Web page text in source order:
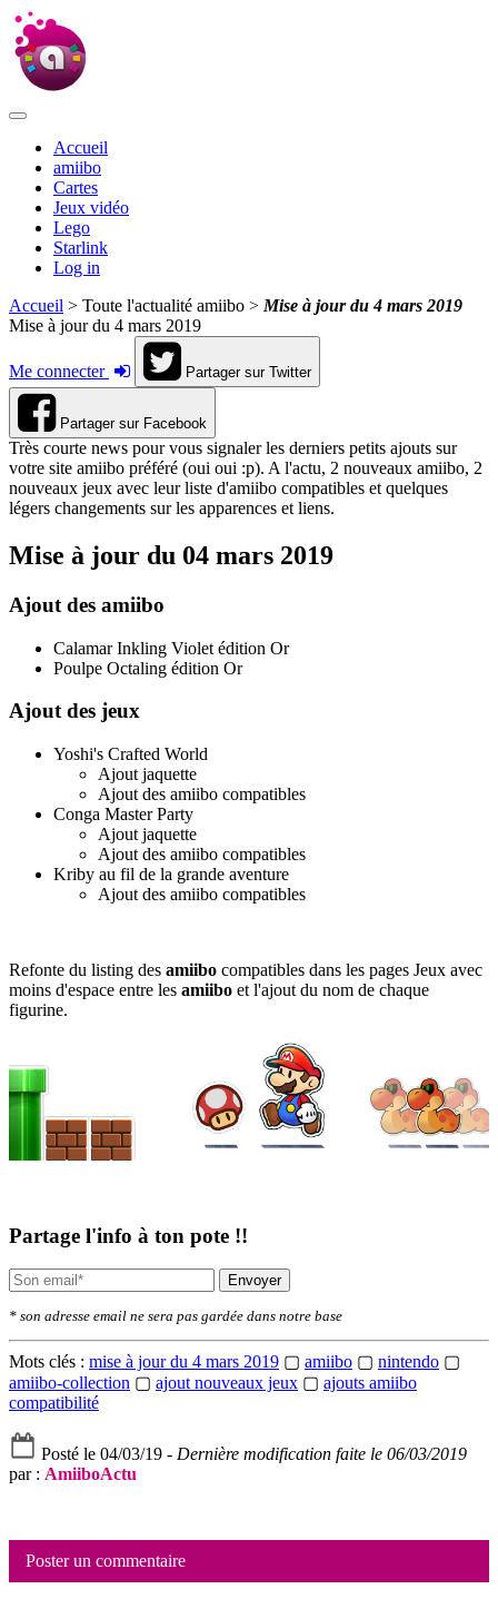
Accueil
amiibo
Cartes
Jeux vidéo
Lego
Starlink
Log in
Accueil > Toute l'actualité amiibo > Mise à jour du 4 mars 2019
Mise à jour du 4 mars 2019
Me connecter Partager sur Twitter
Partager sur Facebook
Très courte news pour vous signaler les derniers petits ajouts sur
votre site amiibo préféré (oui oui :p). A l'actu, 2 nouveaux amiibo, 2
nouveaux jeux avec leur liste d'amiibo compatibles et quelques
légers changements sur les apparences et liens.
Mise à jour du 04 mars 2019
Ajout des amiibo
Calamar Inkling Violet édition Or
Poulpe Octaling édition Or
Ajout des jeux
Yoshi's Crafted World
Ajout jaquette
Ajout des amiibo compatibles
Conga Master Party
Ajout jaquette
Ajout des amiibo compatibles
Kriby au fil de la grande aventure
Ajout des amiibo compatibles
Refonte du listing des amiibo compatibles dans les pages Jeux avec
moins d'espace entre les amiibo et l'ajout du nom de chaque
figurine.
Partage l'info à ton pote !!
Envoyer
* son adresse email ne sera pas gardée dans notre base
Mots clés : mise à jour du 4 mars 2019 ▢ amiibo ▢ nintendo ▢
amiibo-collection ▢ ajout nouveaux jeux ▢ ajouts amiibo
compatibilité
Posté le 04/03/19 - Dernière modification faite le 06/03/2019
par : AmiiboActu
Poster un commentaire